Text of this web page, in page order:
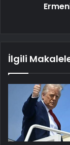
İlgili